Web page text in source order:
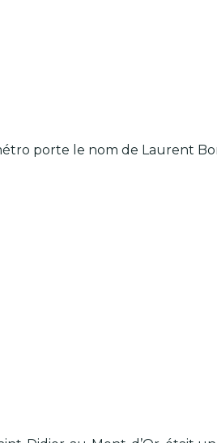
porte le nom de Laurent